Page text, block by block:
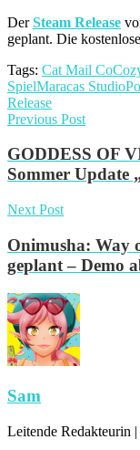
DerSteam Release
geplant. Die
Tags: Cat Mail Co
SpielMaracas Studio
Release
Previous Post
GODDESS OF
Sommer Update
Next Post
Onimusha: Way
geplant – Demo
Sam
Leitende Redakteurin